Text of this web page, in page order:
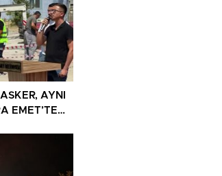
AYNI
EMET’TE